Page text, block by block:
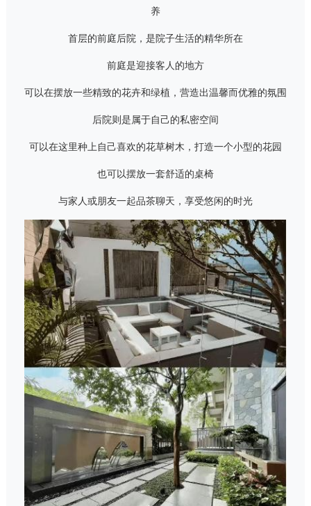
养
首层的前庭后院，是院子生活的精华所在
前庭是迎接客人的地方
可以在摆放一些精致的花卉和绿植，营造出温馨而优雅的氛围
后院则是属于自己的私密空间
可以在这里种上自己喜欢的花草树木，打造一个小型的花园
也可以摆放一套舒适的桌椅
与家人或朋友一起品茶聊天，享受悠闲的时光